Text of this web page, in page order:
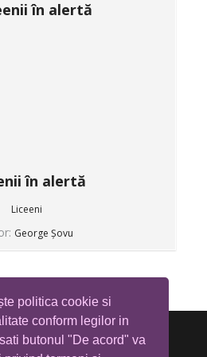
politica cookie si
conform legilor in
butonul "De acord" va
în alertă
Liceeni
George Șovu